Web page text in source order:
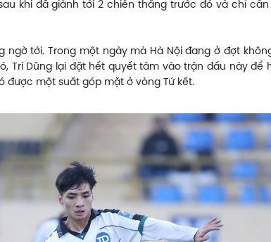
khi đã giành tới 2 chiến thắng trước đó và chỉ
tới. Trong một ngày mà Hà Nội đang ở đợt
Dũng lại đặt hết quyết tâm vào trận đấu này để
một suất góp mặt ở vòng Tứ kết.